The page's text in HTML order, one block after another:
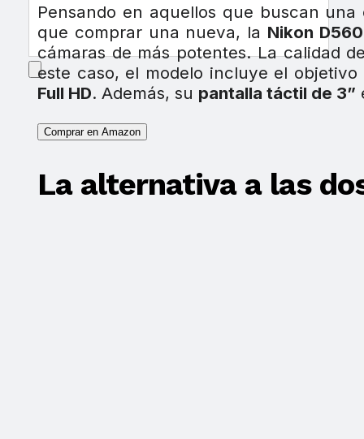
Pensando en aquellos que buscan
que comprar una nueva, la Nikon
cámaras de más potentes. La calidad
este caso, el modelo incluye el
Full HD. Además, su pantalla táctil de 3”
Comprar en Amazon
La alternativa a las